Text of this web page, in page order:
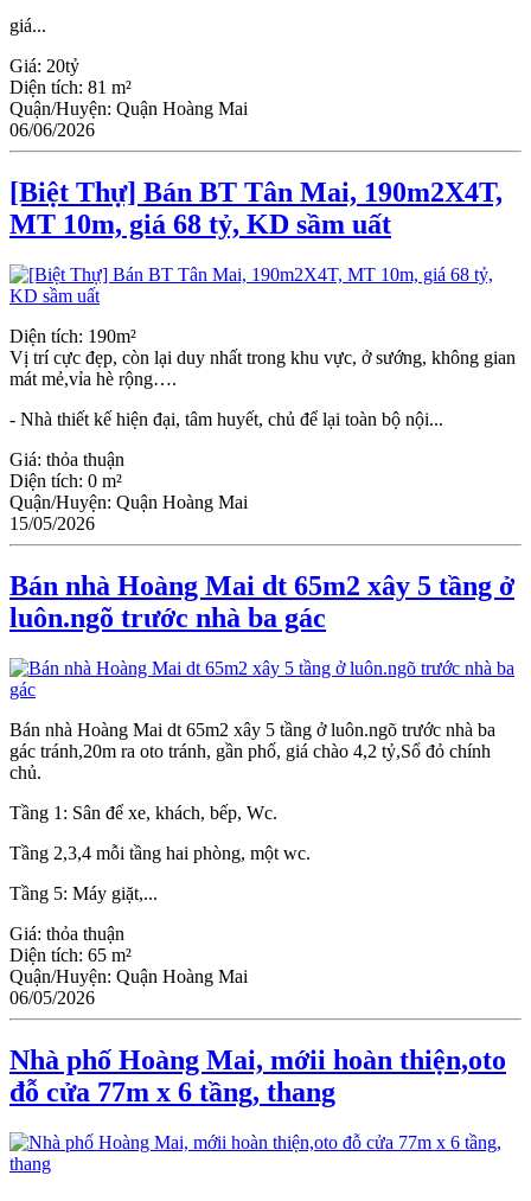
giá...
Giá: 20tỷ
Diện tích: 81 m²
Quận/Huyện: Quận Hoàng Mai
06/06/2026
[Biệt Thự] Bán BT Tân Mai, 190m2X4T,
MT 10m, giá 68 tỷ, KD sầm uất
Diện tích: 190m²
Vị trí cực đẹp, còn lại duy nhất trong khu vực, ở sướng, không gian
mát mẻ,vỉa hè rộng….
- Nhà thiết kế hiện đại, tâm huyết, chủ để lại toàn bộ nội...
Giá: thỏa thuận
Diện tích: 0 m²
Quận/Huyện: Quận Hoàng Mai
15/05/2026
Bán nhà Hoàng Mai dt 65m2 xây 5 tầng ở
luôn.ngõ trước nhà ba gác
Bán nhà Hoàng Mai dt 65m2 xây 5 tầng ở luôn.ngõ trước nhà ba
gác tránh,20m ra oto tránh, gần phố, giá chào 4,2 tỷ,Sổ đỏ chính
chủ.
Tầng 1: Sân để xe, khách, bếp, Wc.
Tầng 2,3,4 mỗi tầng hai phòng, một wc.
Tầng 5: Máy giặt,...
Giá: thỏa thuận
Diện tích: 65 m²
Quận/Huyện: Quận Hoàng Mai
06/05/2026
Nhà phố Hoàng Mai, mớii hoàn thiện,oto
đỗ cửa 77m x 6 tầng, thang